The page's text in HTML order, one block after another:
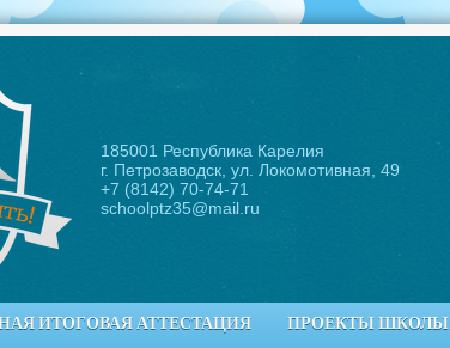
185001 Республика Карелия
г. Петрозаводск, ул. Локомотивная, 49
+7 (8142) 70-74-71
schoolptz35@mail.ru
ИТОГОВАЯ АТТЕСТАЦИЯ
ПРОЕКТЫ ШКОЛЫ